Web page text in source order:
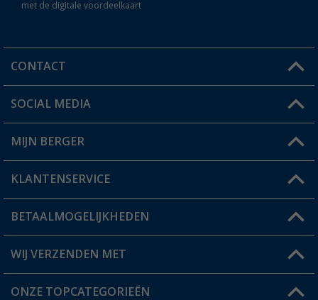
met de digitale voordeelkaart
CONTACT
Een vraag?
Winkel vinden
SOCIAL MEDIA
MIJN BERGER
Mijn account
Status bestelling
Verlanglijstje
KLANTENSERVICE
FAQ & Contact
Verzendinformatie
BETAALMOGELIJKHEDEN
WIJ VERZENDEN MET
ONZE TOPCATEGORIEËN